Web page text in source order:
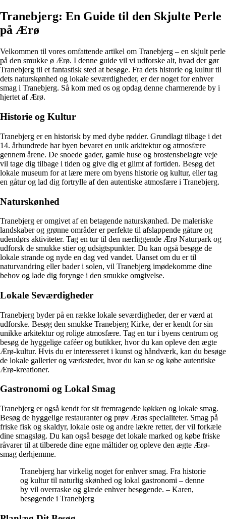
Tranebjerg: En Guide til den Skjulte Perle
på Ærø
Velkommen til vores omfattende artikel om Tranebjerg – en skjult perle
på den smukke ø Ærø. I denne guide vil vi udforske alt, hvad der gør
Tranebjerg til et fantastisk sted at besøge. Fra dets historie og kultur til
dets naturskønhed og lokale seværdigheder, er der noget for enhver
smag i Tranebjerg. Så kom med os og opdag denne charmerende by i
hjertet af Ærø.
Historie og Kultur
Tranebjerg er en historisk by med dybe rødder. Grundlagt tilbage i det
14. århundrede har byen bevaret en unik arkitektur og atmosfære
gennem årene. De snoede gader, gamle huse og brostensbelagte veje
vil tage dig tilbage i tiden og give dig et glimt af fortiden. Besøg det
lokale museum for at lære mere om byens historie og kultur, eller tag
en gåtur og lad dig fortrylle af den autentiske atmosfære i Tranebjerg.
Naturskønhed
Tranebjerg er omgivet af en betagende naturskønhed. De maleriske
landskaber og grønne områder er perfekte til afslappende gåture og
udendørs aktiviteter. Tag en tur til den nærliggende Ærø Naturpark og
udforsk de smukke stier og udsigtspunkter. Du kan også besøge de
lokale strande og nyde en dag ved vandet. Uanset om du er til
naturvandring eller bader i solen, vil Tranebjerg imødekomme dine
behov og lade dig forynge i den smukke omgivelse.
Lokale Seværdigheder
Tranebjerg byder på en række lokale seværdigheder, der er værd at
udforske. Besøg den smukke Tranebjerg Kirke, der er kendt for sin
unikke arkitektur og rolige atmosfære. Tag en tur i byens centrum og
besøg de hyggelige caféer og butikker, hvor du kan opleve den ægte
Ærø-kultur. Hvis du er interesseret i kunst og håndværk, kan du besøge
de lokale gallerier og værksteder, hvor du kan se og købe autentiske
Ærø-kreationer.
Gastronomi og Lokal Smag
Tranebjerg er også kendt for sit fremragende køkken og lokale smag.
Besøg de hyggelige restauranter og prøv Ærøs specialiteter. Smag på
friske fisk og skaldyr, lokale oste og andre lækre retter, der vil forkæle
dine smagsløg. Du kan også besøge det lokale marked og købe friske
råvarer til at tilberede dine egne måltider og opleve den ægte Ærø-
smag derhjemme.
Tranebjerg har virkelig noget for enhver smag. Fra historie
og kultur til naturlig skønhed og lokal gastronomi – denne
by vil overraske og glæde enhver besøgende. – Karen,
besøgende i Tranebjerg